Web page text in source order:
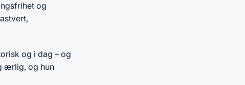
og
og i dag – og
ærlig, og hun